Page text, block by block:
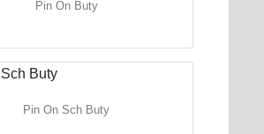
Pin On Buty
Pin On Sch Buty